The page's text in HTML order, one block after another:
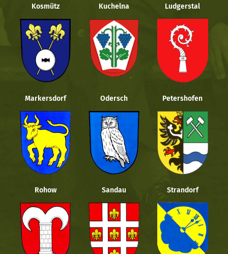
Kosmütz Kuchelna Ludgerstal
Markersdorf Odersch Petershofen
Rohow Sandau Strandorf